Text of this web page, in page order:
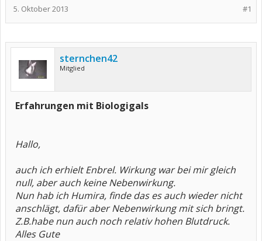
#1
5. Oktober 2013
sternchen42
Mitglied
Erfahrungen mit Biologigals
Hallo,
auch ich erhielt Enbrel. Wirkung war bei mir gleich
null, aber auch keine Nebenwirkung.
Nun hab ich Humira, finde das es auch wieder nicht
anschlägt, dafür aber Nebenwirkung mit sich bringt.
Z.B.habe nun auch noch relativ hohen Blutdruck.
Alles Gute